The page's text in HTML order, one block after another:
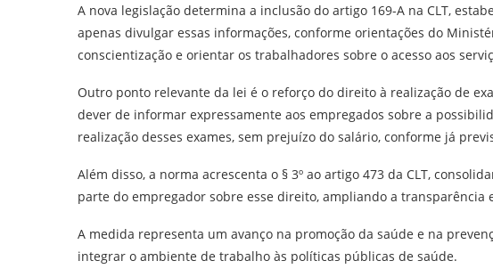
A nova legislação determina a inclusão do artigo 169-A na CLT,
apenas divulgar essas informações, conforme orientações do
conscientização e orientar os trabalhadores sobre o acesso aos
Outro ponto relevante da lei é o reforço do direito à realização de
dever de informar expressamente aos empregados sobre a
realização desses exames, sem prejuízo do salário, conforme já
Além disso, a norma acrescenta o § 3º ao artigo 473 da CLT,
parte do empregador sobre esse direito, ampliando a transparência
A medida representa um avanço na promoção da saúde e na
integrar o ambiente de trabalho às políticas públicas de saúde.